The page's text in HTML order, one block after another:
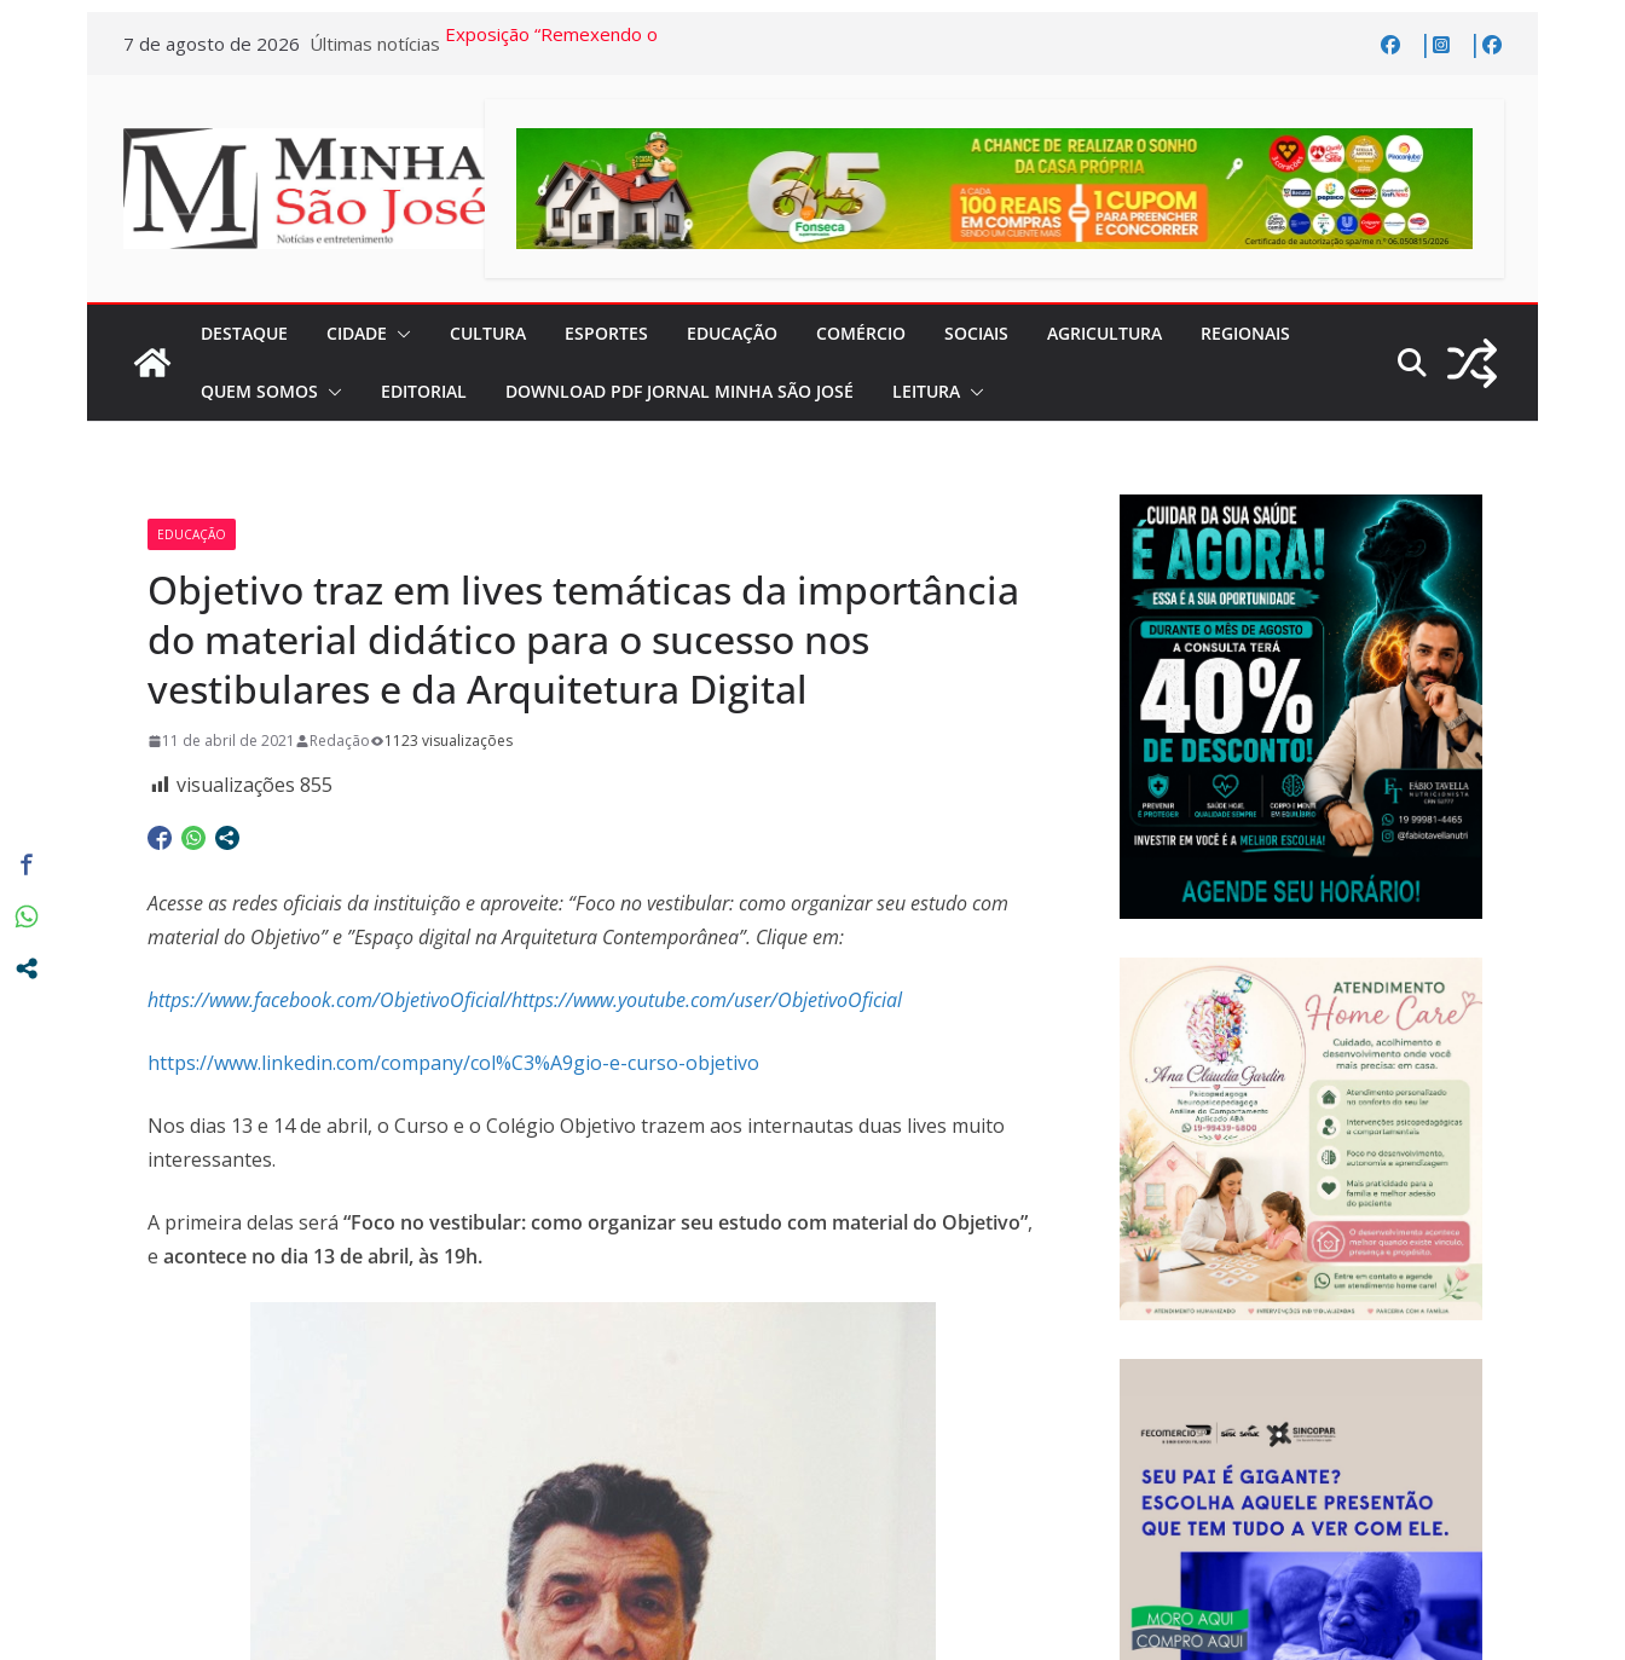
conteúdo
7 de agosto de 2026 Últimas notícias Exposição “Remexendo o
dia 10/08
Conhecimento e Cidadania:
Confira as palestras que
pela Escola do Legislativo
“Agosto Dourado e Lilás”
Euclidianas…
No Dia Nacional da Saúde e
em todos os demais, o
privilégio em termos a Santa
Casa em Rio Pardo
DESTAQUE CIDADE CULTURA ESPORTES EDUCAÇÃO COMÉRCIO SOCIAIS AGRICULTURA REGIONAIS
QUEM SOMOS EDITORIAL DOWNLOAD PDF JORNAL MINHA SÃO JOSÉ LEITURA
EDUCAÇÃO
​​​​​​​Objetivo traz em lives temáticas da importância
do material didático para o sucesso nos
vestibulares e da Arquitetura Digital
11 de abril de 2021 Redação 1123 visualizações
visualizações 855
Acesse as redes oficiais da instituição e aproveite: “Foco no vestibular: como organizar seu estudo com
material do Objetivo” e ”Espaço digital na Arquitetura Contemporânea”. Clique em:
https://www.facebook.com/ObjetivoOficial/https://www.youtube.com/user/ObjetivoOficial
https://www.linkedin.com/company/col%C3%A9gio-e-curso-objetivo
Nos dias 13 e 14 de abril, o Curso e o Colégio Objetivo trazem aos internautas duas lives muito
interessantes.
A primeira delas será “Foco no vestibular: como organizar seu estudo com material do Objetivo”,
e acontece no dia 13 de abril, às 19h.